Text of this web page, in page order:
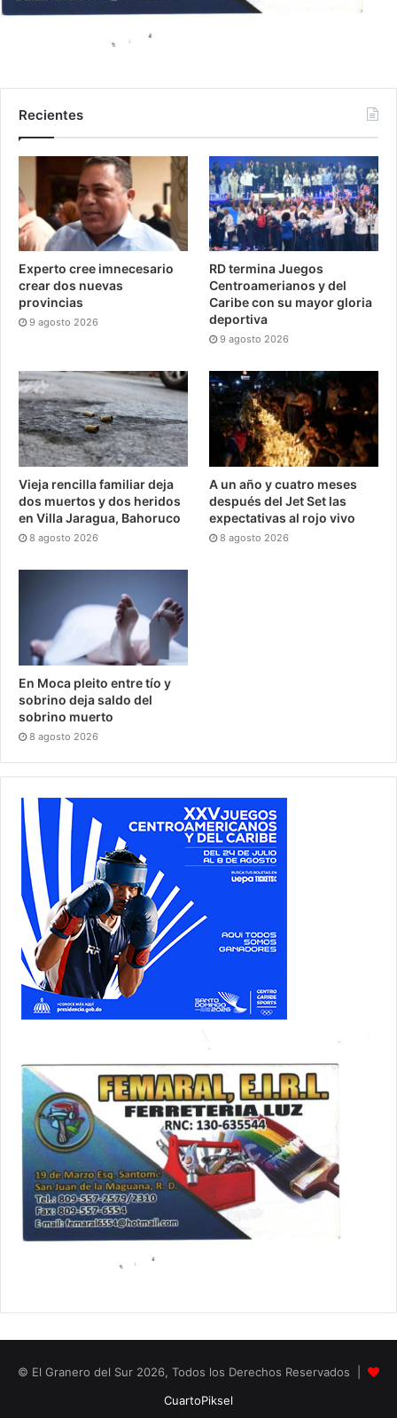
Recientes
Experto cree imnecesario
crear dos nuevas
provincias
9 agosto 2026
RD termina Juegos
Centroamerianos y del
Caribe con su mayor gloria
deportiva
9 agosto 2026
Vieja rencilla familiar deja
dos muertos y dos heridos
en Villa Jaragua, Bahoruco
8 agosto 2026
A un año y cuatro meses
después del Jet Set las
expectativas al rojo vivo
8 agosto 2026
En Moca pleito entre tío y
sobrino deja saldo del
sobrino muerto
8 agosto 2026
© El Granero del Sur 2026, Todos los Derechos Reservados |
CuartoPiksel